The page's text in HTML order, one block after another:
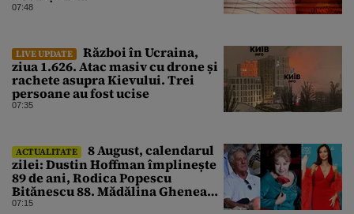
07:48
LIVE UPDATE
Război în Ucraina,
ziua 1.626. Atac masiv cu drone și
rachete asupra Kievului. Trei
persoane au fost ucise
07:35
ACTUALITATE
8 August, calendarul
zilei: Dustin Hoffman împlinește
89 de ani, Rodica Popescu
Bitănescu 88. Mădălina Ghenea
face 39 de ani
07:15